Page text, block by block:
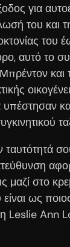
για
του και
του
αυτό το
και
ταυτότητά
μαζί στο
ως
η Leslie Ann